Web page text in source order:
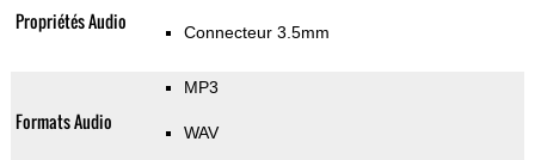
Propriétés Audio Connecteur 3.5mm
Formats Audio
MP3
WAV